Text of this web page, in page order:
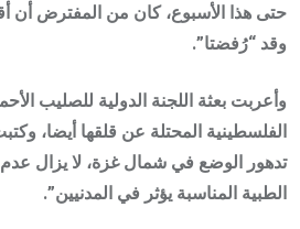
حتى هذا الأسبوع، كان من المفترض أن
وقد “رُفضتا”.
وأعربت بعثة اللجنة الدولية للصليب
الفلسطينية المحتلة عن قلقها أيضا،
تدهور الوضع في شمال غزة، لا يزال
الطبية المناسبة يؤثر في المدنيين”.